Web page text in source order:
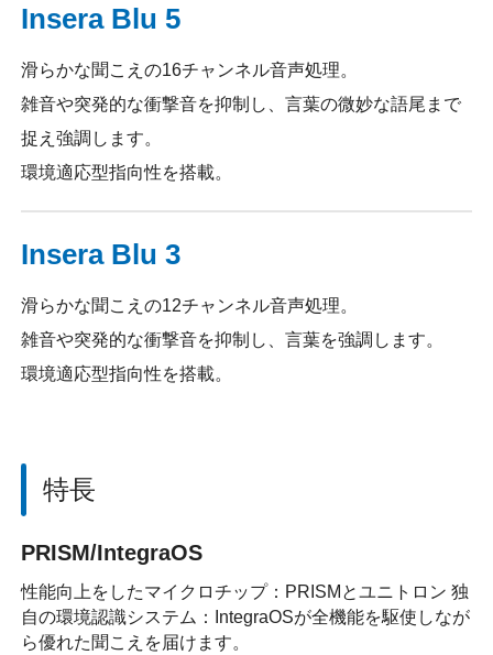
Insera Blu 5
滑らかな聞こえの16チャンネル音声処理。
雑音や突発的な衝撃音を抑制し、言葉の微妙な語尾まで
捉え強調します。
環境適応型指向性を搭載。
Insera Blu 3
滑らかな聞こえの12チャンネル音声処理。
雑音や突発的な衝撃音を抑制し、言葉を強調します。
環境適応型指向性を搭載。
特長
PRISM/IntegraOS
性能向上をしたマイクロチップ：PRISMとユニトロン 独
自の環境認識システム：IntegraOSが全機能を駆使しなが
ら優れた聞こえを届けます。